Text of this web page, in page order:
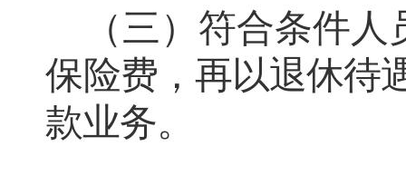
（三）符合条件人
保险费 ， 再以退休待
款业务。